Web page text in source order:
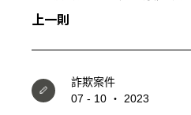
上一則
詐欺案件
07 - 10 ‧ 2023